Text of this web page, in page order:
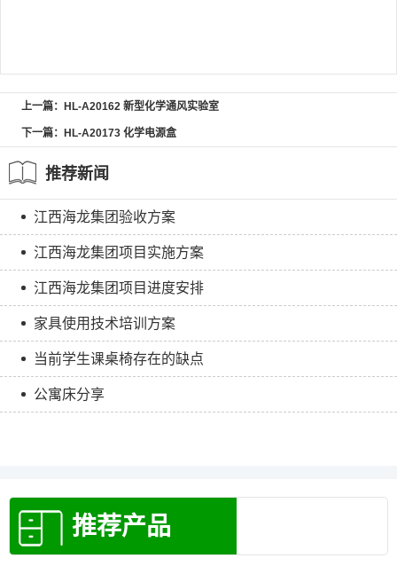
上一篇：HL-A20162 新型化学通风实验室
下一篇：HL-A20173 化学电源盒
推荐新闻
江西海龙集团验收方案
江西海龙集团项目实施方案
江西海龙集团项目进度安排
家具使用技术培训方案
当前学生课桌椅存在的缺点
公寓床分享
推荐产品